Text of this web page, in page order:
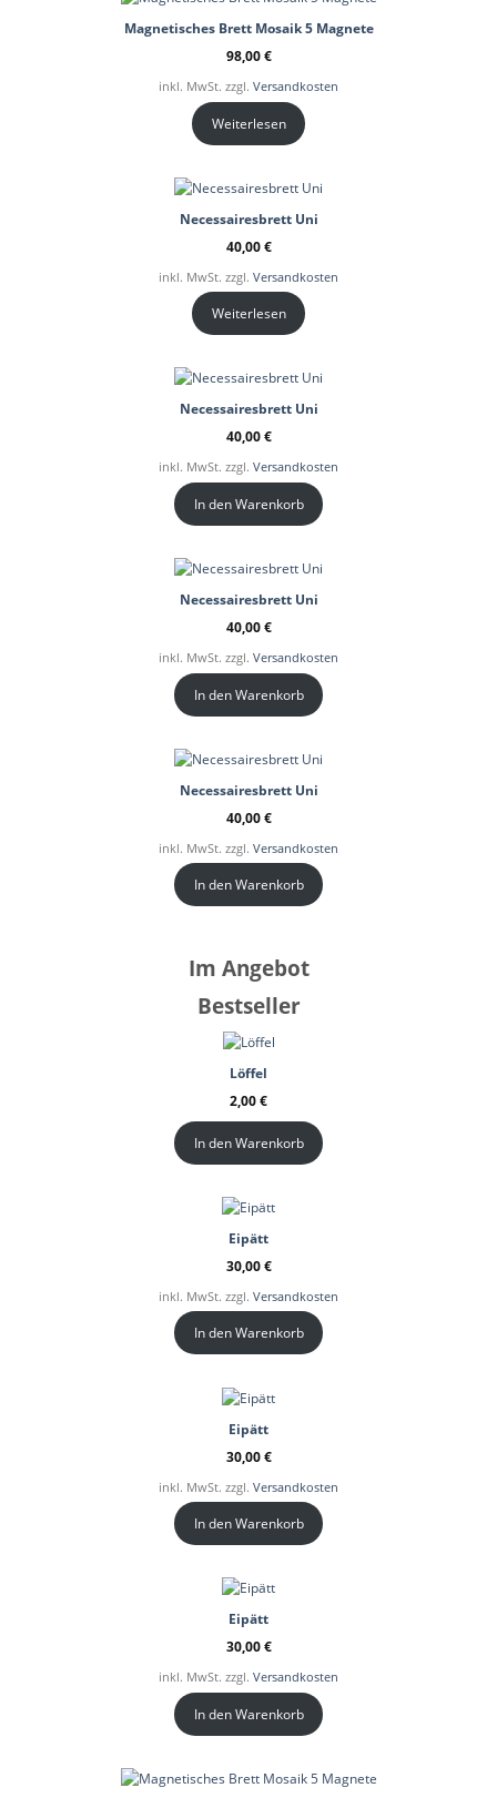
Magnetisches Brett Mosaik 5 Magnete
98,00€
inkl. MwSt. zzgl. Versandkosten
Weiterlesen
Necessairesbrett Uni
40,00€
inkl. MwSt. zzgl. Versandkosten
Weiterlesen
Necessairesbrett Uni
40,00€
inkl. MwSt. zzgl. Versandkosten
In den Warenkorb
Necessairesbrett Uni
40,00€
inkl. MwSt. zzgl. Versandkosten
In den Warenkorb
Necessairesbrett Uni
40,00€
inkl. MwSt. zzgl. Versandkosten
In den Warenkorb
Im Angebot
Bestseller
Löffel
2,00€
In den Warenkorb
Eipätt
30,00€
inkl. MwSt. zzgl. Versandkosten
In den Warenkorb
Eipätt
30,00€
inkl. MwSt. zzgl. Versandkosten
In den Warenkorb
Eipätt
30,00€
inkl. MwSt. zzgl. Versandkosten
In den Warenkorb